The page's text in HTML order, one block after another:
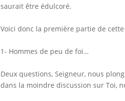
saurait être édulcoré.
Voici donc la première partie de
1- Hommes de peu de foi…
Deux questions, Seigneur, nous
dans la moindre discussion sur Toi,